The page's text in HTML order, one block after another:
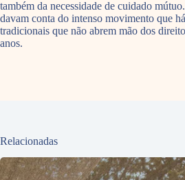
também da necessidade de cuidado
davam conta do intenso movimento que
tradicionais que não abrem mão dos
anos.
Relacionadas